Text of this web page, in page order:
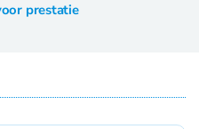
prestatie